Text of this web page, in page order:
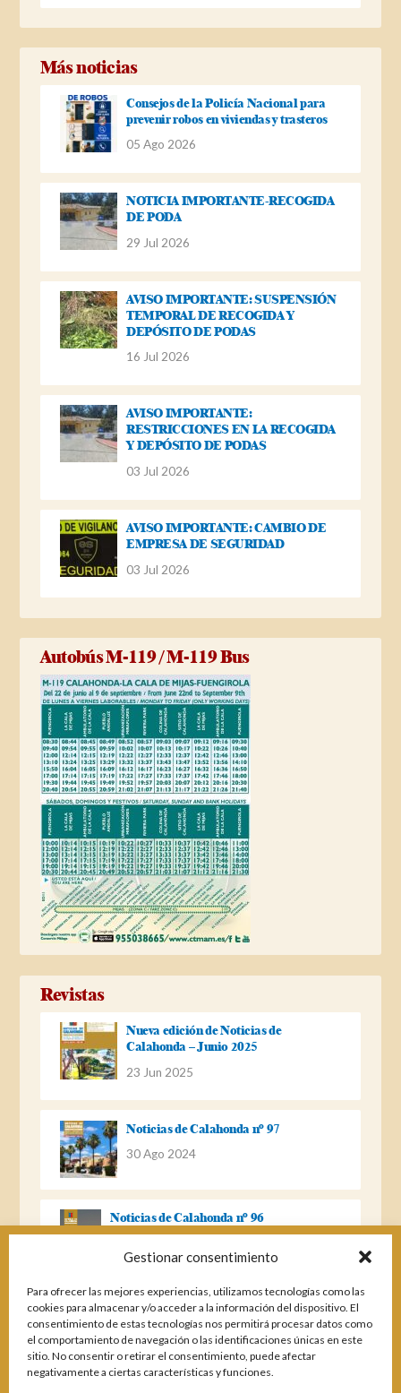
Gestionar consentimiento
Para ofrecer las mejores experiencias, utilizamos tecnologías como las
cookies para almacenar y/o acceder a la información del dispositivo. El
consentimiento de estas tecnologías nos permitirá procesar datos como
el comportamiento de navegación o las identificaciones únicas en este
sitio. No consentir o retirar el consentimiento, puede afectar
negativamente a ciertas características y funciones.
Más noticias
Consejos de la Policía Nacional para
prevenir robos en viviendas y trasteros
05 Ago 2026
NOTICIA IMPORTANTE-RECOGIDA
DE PODA
29 Jul 2026
AVISO IMPORTANTE: SUSPENSIÓN
TEMPORAL DE RECOGIDA Y
DEPÓSITO DE PODAS
16 Jul 2026
AVISO IMPORTANTE:
RESTRICCIONES EN LA RECOGIDA
Y DEPÓSITO DE PODAS
03 Jul 2026
AVISO IMPORTANTE: CAMBIO DE
EMPRESA DE SEGURIDAD
03 Jul 2026
Autobús M-119 / M-119 Bus
Revistas
Nueva edición de Noticias de
Calahonda – Junio 2025
23 Jun 2025
Noticias de Calahonda nº 97
30 Ago 2024
Noticias de Calahonda nº 96
Noticias de Calahonda Nº 95
04 Ene 2023